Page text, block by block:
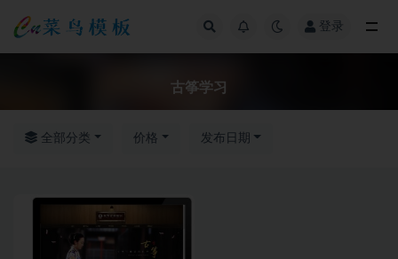
登录
古筝学习
全部分类 价格 发布日期